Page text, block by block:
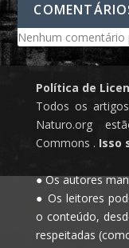
Nenhum comentário
Política de
Todos os
Naturo.org
Commons . Isso
● Os autores
● Os leitores
o conteúdo,
respeitadas